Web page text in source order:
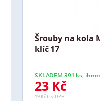
Šrouby na kola
klíč 17
SKLADEM 391 ks,
23 Kč
19 Kč bez DPH